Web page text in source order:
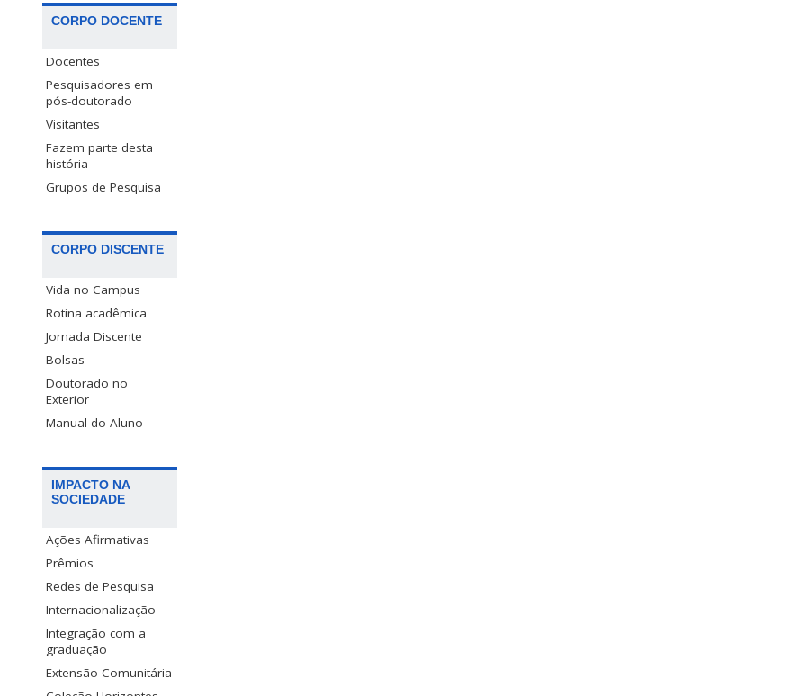
CORPO DOCENTE
Docentes
Pesquisadores em
pós-doutorado
Visitantes
Fazem parte desta
história
Grupos de Pesquisa
CORPO DISCENTE
Vida no Campus
Rotina acadêmica
Jornada Discente
Bolsas
Doutorado no
Exterior
Manual do Aluno
IMPACTO NA
SOCIEDADE
Ações Afirmativas
Prêmios
Redes de Pesquisa
Internacionalização
Integração com a
graduação
Extensão Comunitária